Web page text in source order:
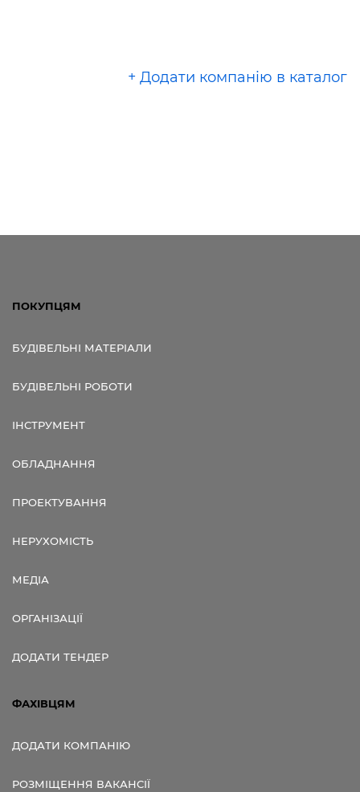
+ Додати компанію в каталог
ПОКУПЦЯМ
БУДІВЕЛЬНІ МАТЕРІАЛИ
БУДІВЕЛЬНІ РОБОТИ
ІНСТРУМЕНТ
ОБЛАДНАННЯ
ПРОЕКТУВАННЯ
НЕРУХОМІСТЬ
МЕДІА
ОРГАНІЗАЦІЇ
ДОДАТИ ТЕНДЕР
ФАХІВЦЯМ
ДОДАТИ КОМПАНІЮ
РОЗМІЩЕННЯ ВАКАНСІЇ